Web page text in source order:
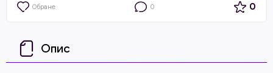
Обране 0 0
Опис